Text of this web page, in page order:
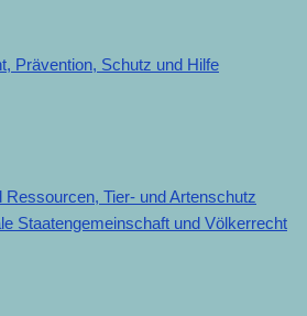
Prävention, Schutz und Hilfe
Ressourcen, Tier- und Artenschutz
Staatengemeinschaft und Völkerrecht